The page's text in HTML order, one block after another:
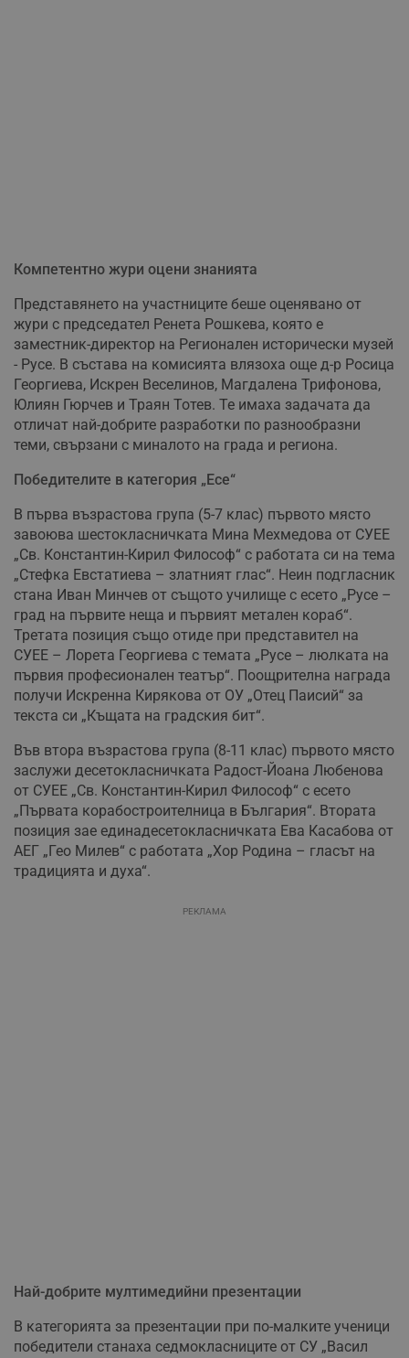
Компетентно жури оцени знанията
Представянето на участниците беше оценявано от
жури с председател Ренета Рошкева, която е
заместник-директор на Регионален исторически музей
- Русе. В състава на комисията влязоха още д-р Росица
Георгиева, Искрен Веселинов, Магдалена Трифонова,
Юлиян Гюрчев и Траян Тотев. Те имаха задачата да
отличат най-добрите разработки по разнообразни
теми, свързани с миналото на града и региона.
Победителите в категория „Есе“
В първа възрастова група (5-7 клас) първото място
завоюва шестокласничката Мина Мехмедова от СУЕЕ
„Св. Константин-Кирил Философ“ с работата си на тема
„Стефка Евстатиева – златният глас“. Неин подгласник
стана Иван Минчев от същото училище с есето „Русе –
град на първите неща и първият метален кораб“.
Третата позиция също отиде при представител на
СУЕЕ – Лорета Георгиева с темата „Русе – люлката на
първия професионален театър“. Поощрителна награда
получи Искренна Кирякова от ОУ „Отец Паисий“ за
текста си „Къщата на градския бит“.
Във втора възрастова група (8-11 клас) първото място
заслужи десетокласничката Радост-Йоана Любенова
от СУЕЕ „Св. Константин-Кирил Философ“ с есето
„Първата корабостроителница в България“. Втората
позиция зае единадесетокласничката Ева Касабова от
АЕГ „Гео Милев“ с работата „Хор Родина – гласът на
традицията и духа“.
РЕКЛАМА
Най-добрите мултимедийни презентации
В категорията за презентации при по-малките ученици
победители станаха седмокласниците от СУ „Васил